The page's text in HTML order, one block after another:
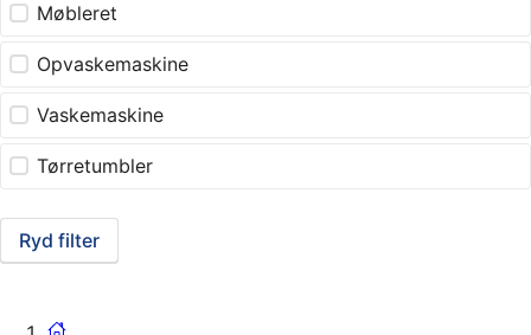
Møbleret
Opvaskemaskine
Vaskemaskine
Tørretumbler
Ryd filter